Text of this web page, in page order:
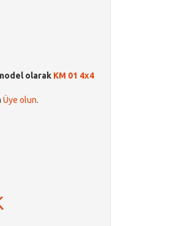
olarak KM 01 4x4
Üye olun.